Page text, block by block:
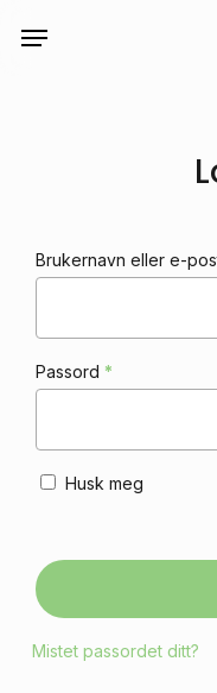
Menu
Du
Brukernavn eller e-
Passord *Påkrevd
Husk meg
Mistet passordet ditt?